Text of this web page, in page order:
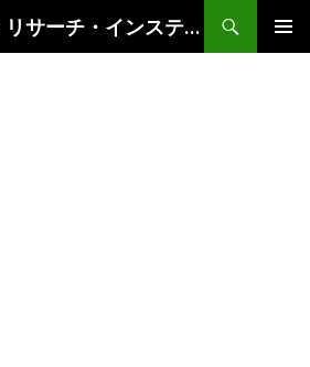
グローバルマクロ・リサーチ・インスティテュート